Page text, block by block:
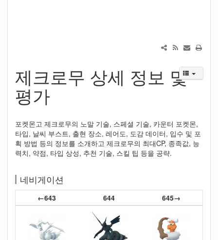
제크로무 상세 정보 및
평가
포켓몬고 제크로무의 노말 기술, 스페셜 기술, 카운터 포켓몬,
타입, 날씨 부스트, 출현 장소, 레어도, 도감 데이터, 입수 및 포
획 방법 등의 정보를 소개하고 제크로무의 최대CP, 종족값, 능
력치, 약점, 타입 상성, 추천 기술, 스킬 팁 등을 공략.
네비게이션
←643 644 645→